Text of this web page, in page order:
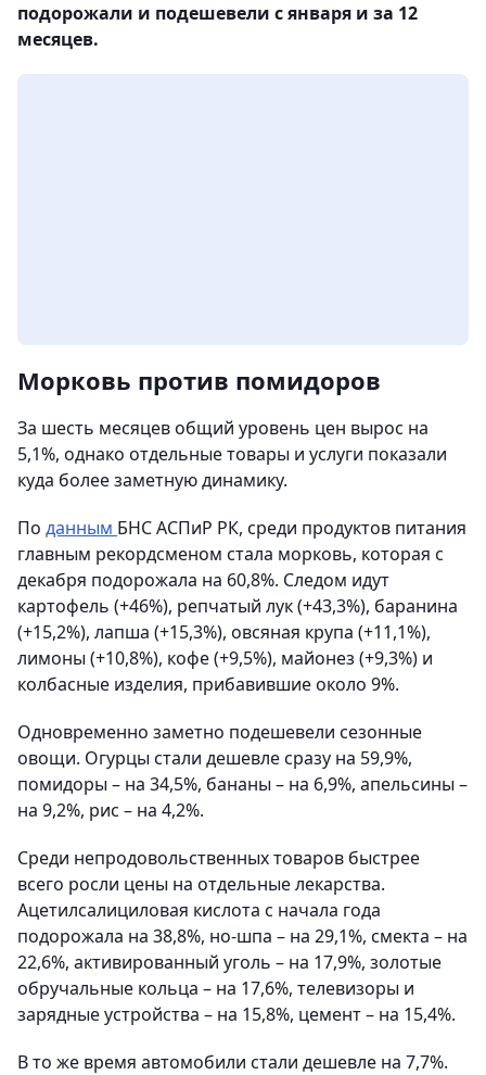
подорожали и подешевели с января и за 12
месяцев.
Морковь против помидоров
За шесть месяцев общий уровень цен вырос на
5,1%, однако отдельные товары и услуги показали
куда более заметную динамику.
По данным БНС АСПиР РК, среди продуктов питания
главным рекордсменом стала морковь, которая с
декабря подорожала на 60,8%. Следом идут
картофель (+46%), репчатый лук (+43,3%), баранина
(+15,2%), лапша (+15,3%), овсяная крупа (+11,1%),
лимоны (+10,8%), кофе (+9,5%), майонез (+9,3%) и
колбасные изделия, прибавившие около 9%.
Одновременно заметно подешевели сезонные
овощи. Огурцы стали дешевле сразу на 59,9%,
помидоры – на 34,5%, бананы – на 6,9%, апельсины –
на 9,2%, рис – на 4,2%.
Среди непродовольственных товаров быстрее
всего росли цены на отдельные лекарства.
Ацетилсалициловая кислота с начала года
подорожала на 38,8%, но-шпа – на 29,1%, смекта – на
22,6%, активированный уголь – на 17,9%, золотые
обручальные кольца – на 17,6%, телевизоры и
зарядные устройства – на 15,8%, цемент – на 15,4%.
В то же время автомобили стали дешевле на 7,7%.